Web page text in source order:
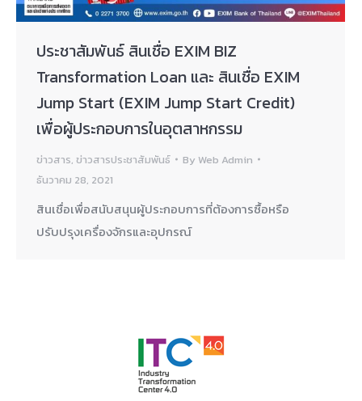
ประชาสัมพันธ์ สินเชื่อ EXIM BIZ
Transformation Loan และ สินเชื่อ EXIM
Jump Start (EXIM Jump Start Credit)
เพื่อผู้ประกอบการในอุตสาหกรรม
ข่าวสาร, ข่าวสารประชาสัมพันธ์ By Web Admin
ธันวาคม 28, 2021
สินเชื่อเพื่อสนับสนุนผู้ประกอบการที่ต้องการซื้อหรือ
ปรับปรุงเครื่องจักรและอุปกรณ์